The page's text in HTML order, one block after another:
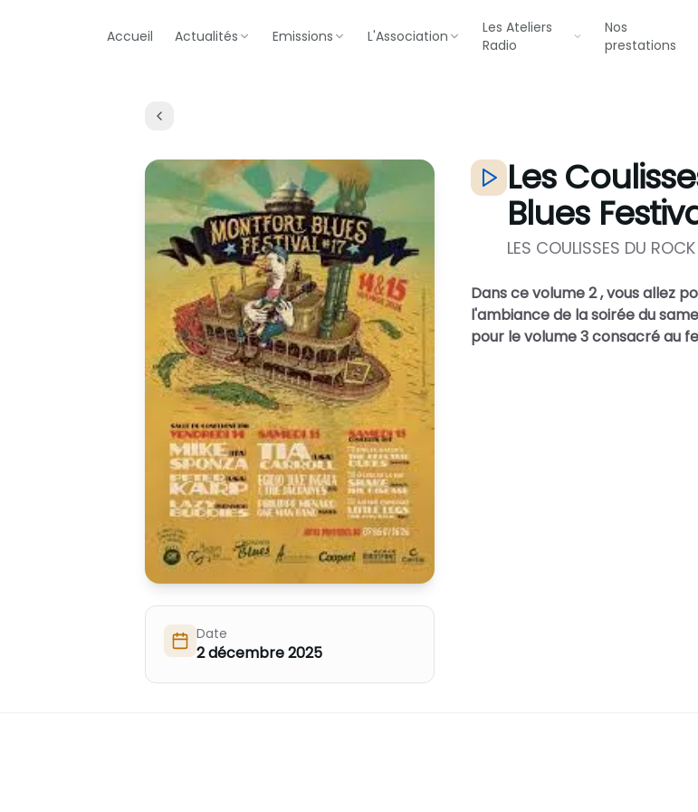
Accueil Actualités Emissions L'Association
Les Ateliers
Radio
Nos
prestations
Date
2 décembre 2025
Les
Blues
LES COULISSES DU ROCK
Dans ce volume 2 , vous allez
l'ambiance de la soirée du
pour le volume 3 consacré au